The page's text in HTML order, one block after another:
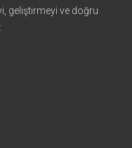
geliştirmeyi ve doğru